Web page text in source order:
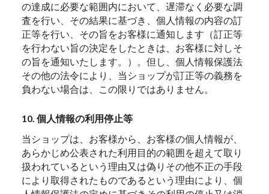
の達成に必要な範囲内において、遅滞なく必要な調
査を行い、その結果に基づき、個人情報の内容の訂
正等を行い、その旨をお客様に通知します（訂正等
を行わない旨の決定をしたときは、お客様に対しそ
の旨を通知いたします。）。但し、個人情報保護法
その他の法令により、当ショップが訂正等の義務を
負わない場合は、この限りではありません。
10. 個人情報の利用停止等
当ショップは、お客様から、お客様の個人情報が、
あらかじめ公表された利用目的の範囲を超えて取り
扱われているという理由又は偽りその他不正の手段
により取得されたものであるという理由により、個